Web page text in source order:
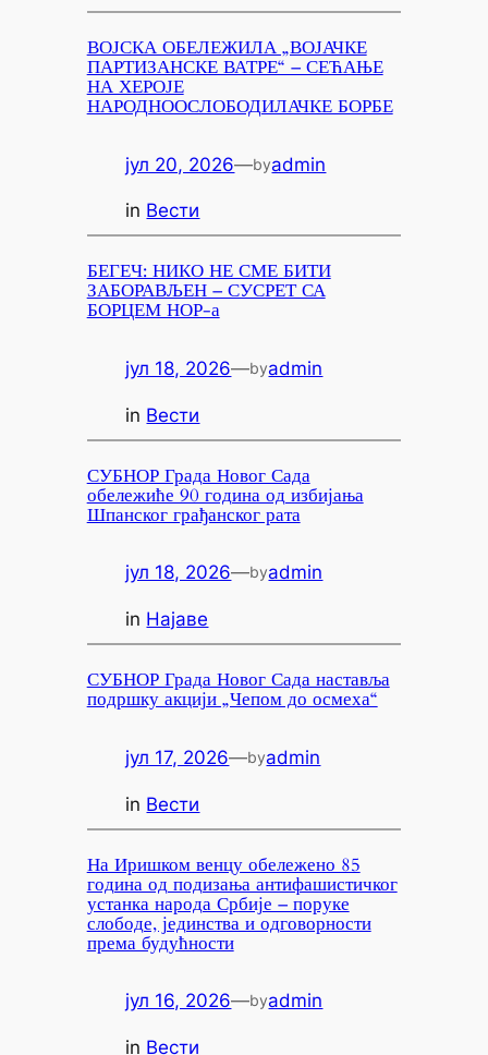
ВОЈСКА ОБЕЛЕЖИЛА „ВОЈАЧКЕ
ПАРТИЗАНСКЕ ВАТРЕ“ – СЕЋАЊЕ
НА ХЕРОЈЕ
НАРОДНООСЛОБОДИЛАЧКЕ БОРБЕ
јул 20, 2026—byadmin
in Вести
БЕГЕЧ: НИКО НЕ СМЕ БИТИ
ЗАБОРАВЉЕН – СУСРЕТ СА
БОРЦЕМ НОР-а
јул 18, 2026—byadmin
in Вести
СУБНОР Града Новог Сада
обележиће 90 година од избијања
Шпанског грађанског рата
јул 18, 2026—byadmin
in Најаве
СУБНОР Града Новог Сада наставља
подршку акцији „Чепом до осмеха“
јул 17, 2026—byadmin
in Вести
На Иришком венцу обележено 85
година од подизања антифашистичког
устанка народа Србије – поруке
слободе, јединства и одговорности
према будућности
јул 16, 2026—byadmin
in Вести